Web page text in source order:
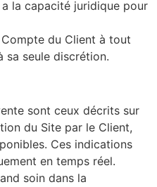
a la capacité juridique pour
du Client à tout
sa seule discrétion.
sont ceux décrits sur
du Site par le Client,
Ces indications
en temps réel.
soin dans la